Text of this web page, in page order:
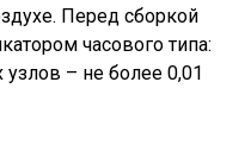
Перед сборкой
часового типа:
– не более 0,01